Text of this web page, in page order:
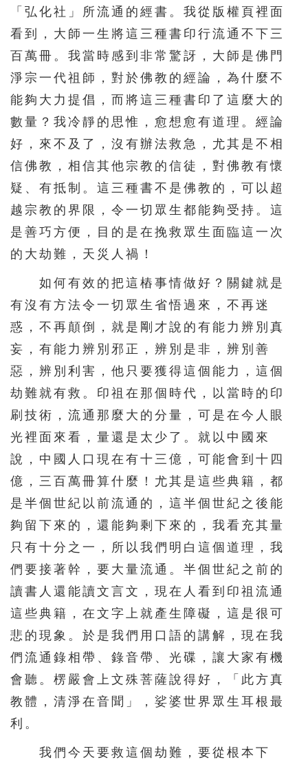
「弘化社」所流通的經書。我從版權頁裡面
看到，大師一生將這三種書印行流通不下三
百萬冊。我當時感到非常驚訝，大師是佛門
淨宗一代祖師，對於佛教的經論，為什麼不
能夠大力提倡，而將這三種書印了這麼大的
數量？我冷靜的思惟，愈想愈有道理。經論
好，來不及了，沒有辦法救急，尤其是不相
信佛教，相信其他宗教的信徒，對佛教有懷
疑、有抵制。這三種書不是佛教的，可以超
越宗教的界限，令一切眾生都能夠受持。這
是善巧方便，目的是在挽救眾生面臨這一次
的大劫難，天災人禍！
如何有效的把這樁事情做好？關鍵就是
有沒有方法令一切眾生省悟過來，不再迷
惑，不再顛倒，就是剛才說的有能力辨別真
妄，有能力辨別邪正，辨別是非，辨別善
惡，辨別利害，他只要獲得這個能力，這個
劫難就有救。印祖在那個時代，以當時的印
刷技術，流通那麼大的分量，可是在今人眼
光裡面來看，量還是太少了。就以中國來
說，中國人口現在有十三億，可能會到十四
億，三百萬冊算什麼！尤其是這些典籍，都
是半個世紀以前流通的，這半個世紀之後能
夠留下來的，還能夠剩下來的，我看充其量
只有十分之一，所以我們明白這個道理，我
們要接著幹，要大量流通。半個世紀之前的
讀書人還能讀文言文，現在人看到印祖流通
這些典籍，在文字上就產生障礙，這是很可
悲的現象。於是我們用口語的講解，現在我
們流通錄相帶、錄音帶、光碟，讓大家有機
會聽。楞嚴會上文殊菩薩說得好，「此方真
教體，清淨在音聞」，娑婆世界眾生耳根最
利。
我們今天要救這個劫難，要從根本下